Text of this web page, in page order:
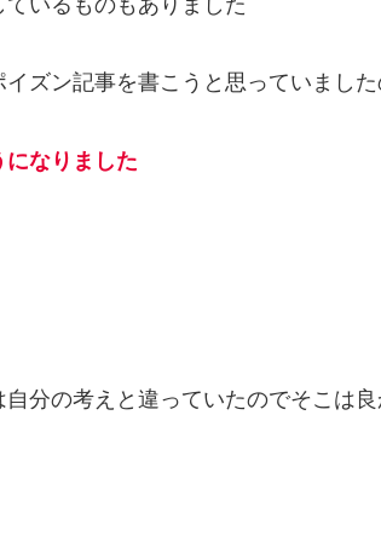
ズン記事を書こうと思っていまし
なりました
分の考えと違っていたのでそこは良